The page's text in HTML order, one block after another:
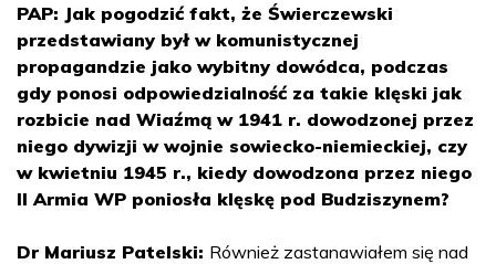
PAP: Jak pogodzić fakt, że Świerczewski
przedstawiany był w komunistycznej
propagandzie jako wybitny dowódca, podczas
gdy ponosi odpowiedzialność za takie klęski jak
rozbicie nad Wiaźmą w 1941 r. dowodzonej przez
niego dywizji w wojnie sowiecko-niemieckiej, czy
w kwietniu 1945 r., kiedy dowodzona przez niego
II Armia WP poniosła klęskę pod Budziszynem?
Dr Mariusz Patelski: Również zastanawiałem się nad